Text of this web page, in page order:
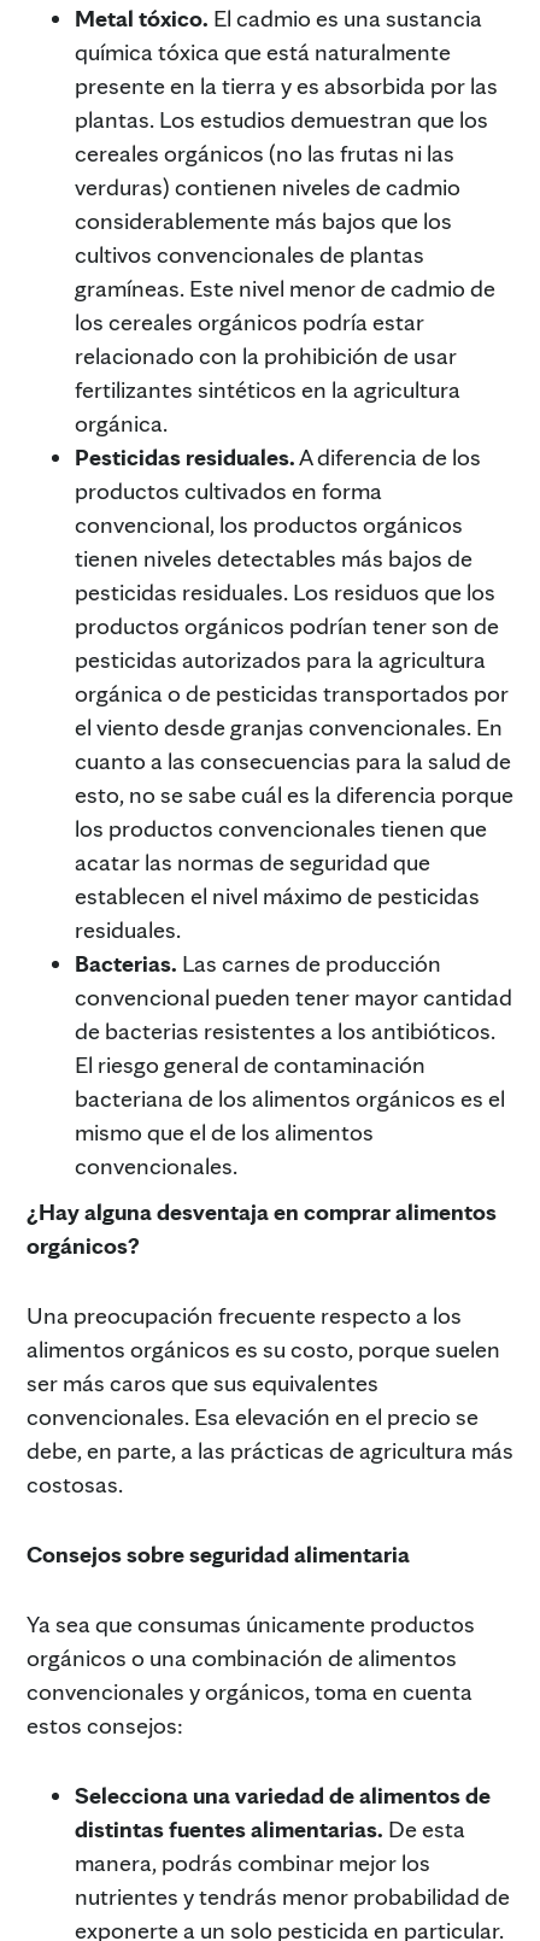
Metal tóxico. El cadmio es una sustancia
química tóxica que está naturalmente
presente en la tierra y es absorbida por las
plantas. Los estudios demuestran que los
cereales orgánicos (no las frutas ni las
verduras) contienen niveles de cadmio
considerablemente más bajos que los
cultivos convencionales de plantas
gramíneas. Este nivel menor de cadmio de
los cereales orgánicos podría estar
relacionado con la prohibición de usar
fertilizantes sintéticos en la agricultura
orgánica.
Pesticidas residuales.A diferencia de los
productos cultivados en forma
convencional, los productos orgánicos
tienen niveles detectables más bajos de
pesticidas residuales. Los residuos que los
productos orgánicos podrían tener son de
pesticidas autorizados para la agricultura
orgánica o de pesticidas transportados por
el viento desde granjas convencionales. En
cuanto a las consecuencias para la salud de
esto, no se sabe cuál es la diferencia porque
los productos convencionales tienen que
acatar las normas de seguridad que
establecen el nivel máximo de pesticidas
residuales.
Bacterias. Las carnes de producción
convencional pueden tener mayor cantidad
de bacterias resistentes a los antibióticos.
El riesgo general de contaminación
bacteriana de los alimentos orgánicos es el
mismo que el de los alimentos
convencionales.
¿Hay alguna desventaja en comprar alimentos
orgánicos?
Una preocupación frecuente respecto a los
alimentos orgánicos es su costo, porque suelen
ser más caros que sus equivalentes
convencionales. Esa elevación en el precio se
debe, en parte, a las prácticas de agricultura más
costosas.
Consejos sobre seguridad alimentaria
Ya sea que consumas únicamente productos
orgánicos o una combinación de alimentos
convencionales y orgánicos, toma en cuenta
estos consejos:
Selecciona una variedad de alimentos de
distintas fuentes alimentarias. De esta
manera, podrás combinar mejor los
nutrientes y tendrás menor probabilidad de
exponerte a un solo pesticida en particular.